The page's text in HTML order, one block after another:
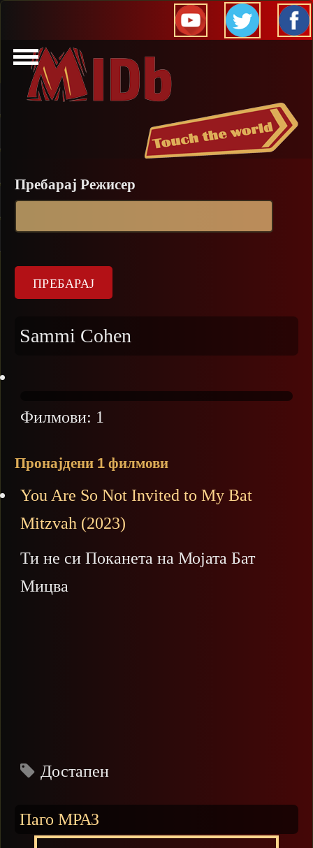
Прескокни
Пребарај Режисер
Sammi Cohen
Филмови: 1
Пронајдени 1 филмови
You Are So Not Invited to My Bat
Mitzvah (2023)
Ти не си Поканета на Мојата Бат
Мицва
Достапен
Паго МРАЗ